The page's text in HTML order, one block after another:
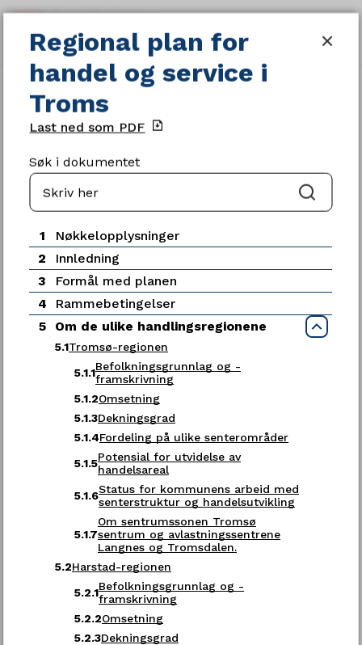
MENY
her:
Gjeldende planer og strategier
Servicetorget
Telefon
77 78 80 00
Telefontid
Mandag - fredag kl. 09:00-15:00
Ledige stillinger
Send oss faktura
Kontakt oss
Postadresse
Troms fylkeskommune
Postboks 6600
postmottak@tromsfylke.no
Gå til eDialog
Samtykke Detaljer Om
Vi bruker informasjonskapsler (cookies) for å
forbedre brukeropplevelsen på vårt nettsted,
tilpasse innhold og tilby funksjoner samt analysere
trafikken vår. Ved å fortsette å bruke nettstedet,
samtykker du til vår bruk av informasjonskapsler i
henhold til denne erklæringen. Du kan tilpasse bruk
av informasjonskapsler under “Detaljer”.
Regional plan for handel og
Regional plan for
handel og service i
Troms
Last ned som PDF
Søk i dokumentet
Søk
1
Nøkkelopplysninger
2
Innledning
3
Formål med planen
4
Rammebetingelser
5
Om de ulike handlingsregionene Lukk
5.1Tromsø-regionen
5.1.1Befolkningsgrunnlag og -
framskrivning
5.1.2Omsetning
5.1.3Dekningsgrad
5.1.4Fordeling på ulike senterområder
5.1.5Potensial for utvidelse av
handelsareal
5.1.6Status for kommunens arbeid med
senterstruktur og handelsutvikling
5.1.7
Om sentrumssonen Tromsø
sentrum og avlastningssentrene
Langnes og Tromsdalen.
5.2Harstad-regionen
5.2.1Befolkningsgrunnlag og -
framskrivning
5.2.2Omsetning
5.2.3Dekningsgrad